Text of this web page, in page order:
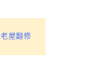
老屋翻修